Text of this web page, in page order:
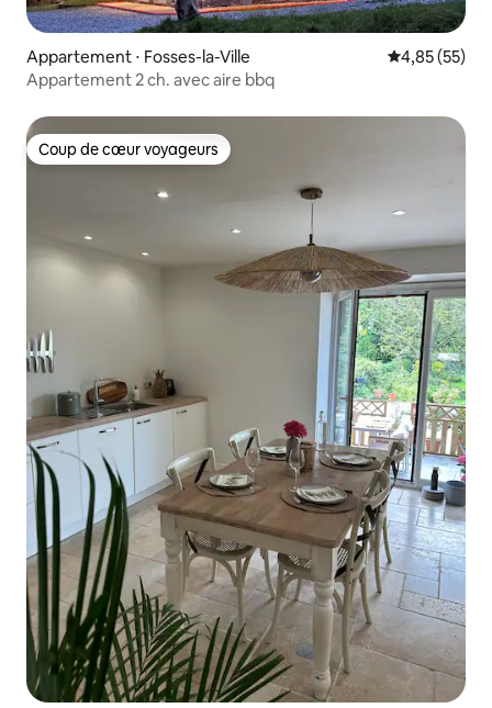
Appartement ⋅ Fosses-la-Ville Évaluation
4,85 (55)
Appartement 2 ch. avec aire bbq
Coup de cœur voyageurs
Coup de cœur voyageurs